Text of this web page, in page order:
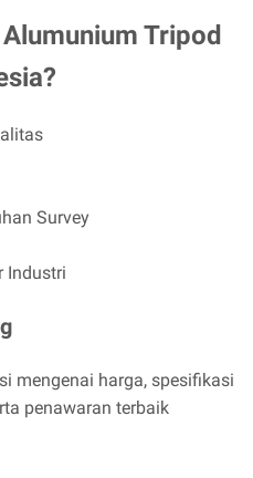
Tripod
Survey
Industri
mengenai harga, spesifikasi
penawaran terbaik